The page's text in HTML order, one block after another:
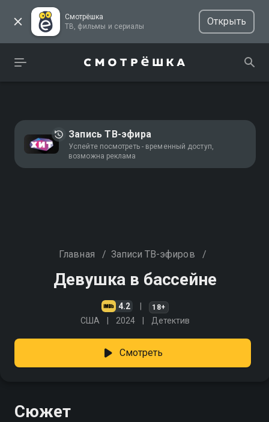
Смотрёшка
ТВ, фильмы и сериалы
Открыть
Запись ТВ-эфира
Успейте посмотреть - временный доступ,
возможна реклама
Главная / Записи ТВ-эфиров /
Девушка в бассейне
4.2 18+
США 2024 Детектив
Смотреть
Сюжет